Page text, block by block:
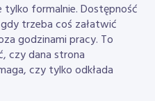
formalnie. Dostępność
trzeba coś załatwić
godzinami pracy. To
czy dana strona
czy tylko odkłada